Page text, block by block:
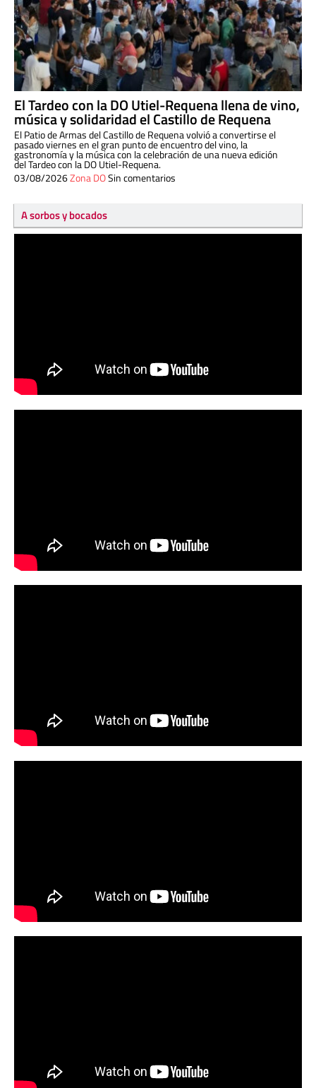
El Tardeo con la DO Utiel-Requena llena de vino,
música y solidaridad el Castillo de Requena
El Patio de Armas del Castillo de Requena volvió a convertirse el
pasado viernes en el gran punto de encuentro del vino, la
gastronomía y la música con la celebración de una nueva edición
del Tardeo con la DO Utiel-Requena.
03/08/2026Zona DOSin comentarios
A sorbos y bocados